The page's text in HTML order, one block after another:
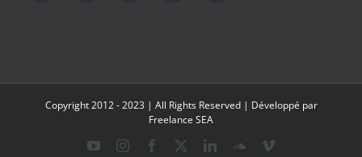
Copyright 2012 - 2023 | All Rights Reserved | Développé par
Freelance SEA
YouTubeInstagramFacebook LinkedInSoundCloud
Vimeo